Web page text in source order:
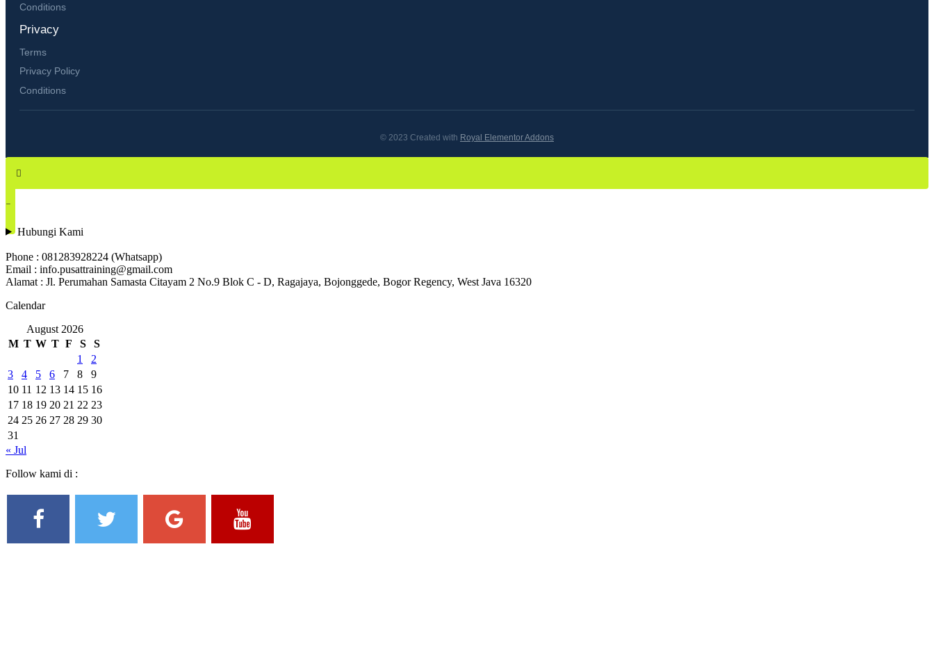
Conditions
Privacy
Terms
Privacy Policy
Conditions
© 2023 Created with Royal Elementor Addons
Hubungi Kami
Phone : 081283928224 (Whatsapp)
Email : info.pusattraining@gmail.com
Alamat : Jl. Perumahan Samasta Citayam 2 No.9 Blok C - D, Ragajaya, Bojonggede, Bogor Regency, West Java 16320
Calendar
August 2026
M T W T F S
S
1
2
3
4 5 6 7 8
9
10 11 12 13 14 15 16
17 18 19 20 21 22 23
24 25 26 27 28 29 30
31
« Jul
Follow kami di :